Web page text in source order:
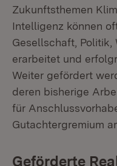
Zukunftsthemen
Intelligenz können
Gesellschaft,
erarbeitet und
Weiter gefördert
deren bisherige
für
Gutachtergremium
Geförderte